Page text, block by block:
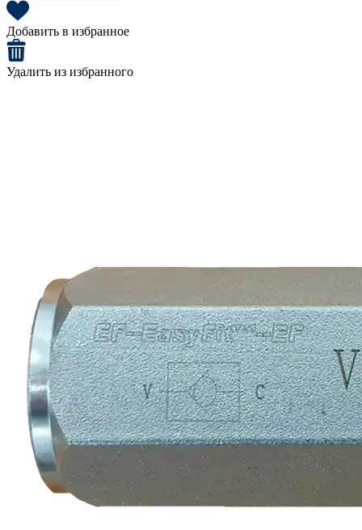
Добавить в избранное
Удалить из избранного